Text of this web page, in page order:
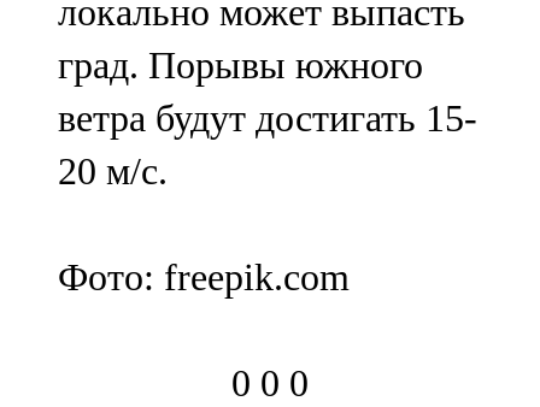
локально может выпасть
град. Порывы южного
ветра будут достигать 15-
20 м/с.
Фото: freepik.com
0 0 0